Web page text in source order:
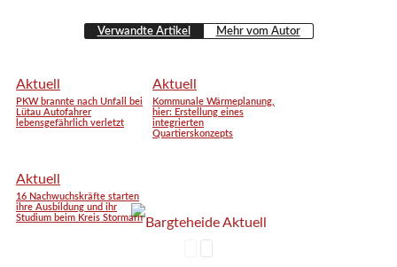
Verwandte Artikel Mehr vom Autor
Aktuell
PKW brannte nach Unfall bei
Lütau Autofahrer
lebensgefährlich verletzt
Aktuell
Kommunale Wärmeplanung,
hier: Erstellung eines
integrierten
Quartierskonzepts
Aktuell
16 Nachwuchskräfte starten
ihre Ausbildung und ihr
Studium beim Kreis Stormarn